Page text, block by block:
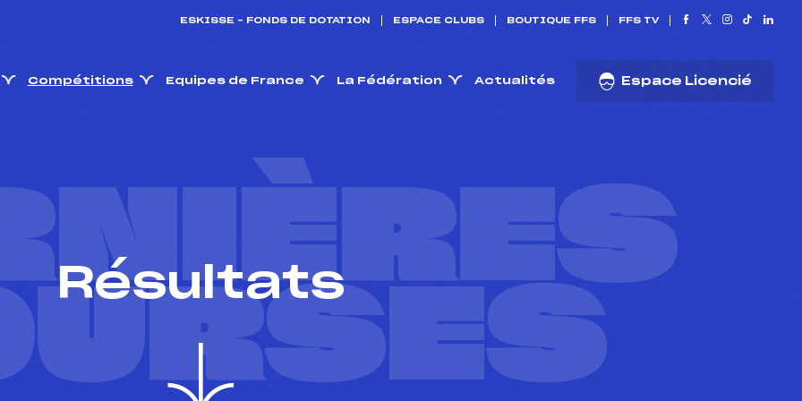
ESKISSE – FONDS DE DOTATION ESPACE CLUBS BOUTIQUE FFS FFS TV
Compétitions Equipes de France La Fédération Actualités Espace Licencié
Résultats